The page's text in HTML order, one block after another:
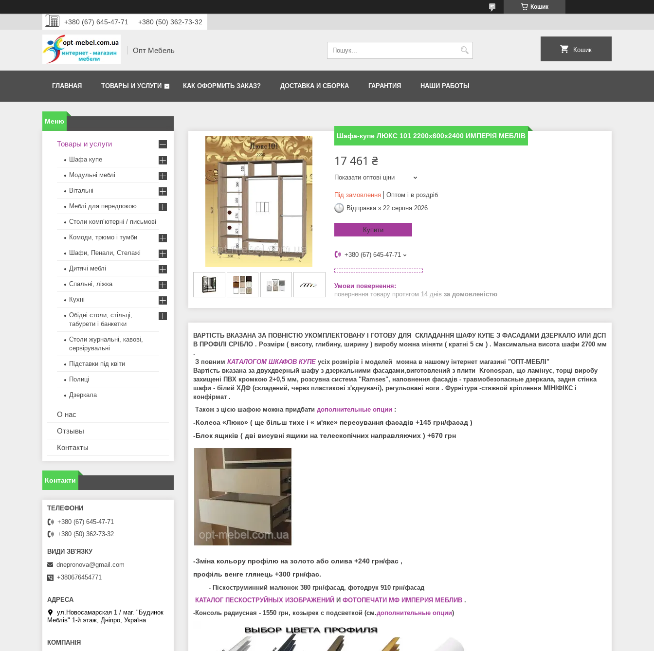
Кошик
+380 (67) 645-47-71 +380 (50) 362-73-32
Опт Мебель Кошик
ГЛАВНАЯ ТОВАРЫ И УСЛУГИ КАК ОФОРМИТЬ ЗАКАЗ? ДОСТАВКА И СБОРКА ГАРАНТИЯ НАШИ РАБОТЫ
Шафа-купе ЛЮКС 101 2200х600х2400 ИМПЕРIЯ МЕБЛIВ
17 461 ₴
Показати оптові ціни
Під замовлення
Оптом і в роздріб
Відправка з 22 серпня 2026
Купити
+380 (67) 645-47-71
повернення товару протягом 14 днів за домовленістю
ВАРТІСТЬ ВКАЗАНА ЗА ПОВНІСТЮ УКОМПЛЕКТОВАНУ І ГОТОВУ ДЛЯ СКЛАДАННЯ ШАФУ КУПЕ З ФАСАДАМИ ДЗЕРКАЛО ИЛИ ДСП
В ПРОФІЛІ СРІБЛО . Розміри ( висоту, глибину, ширину ) виробу можна міняти ( кратні 5 см ) . Максимальна висота шафи 2700 мм
.
З повним КАТАЛОГОМ ШКАФОВ КУПЕ усіх розмірів і моделей можна в нашому інтернет магазині "ОПТ-МЕБЛІ"
Вартість вказана за двухдверный шафу з дзеркальними фасадами,виготовлений з плити Kronospan, що ламінує, торці виробу
захищені ПВХ кромкою 2+0,5 мм, розсувна система "Ramses", наповнення фасадів - травмобезопасные дзеркала, задня стінка
шафи - білий ХДФ (складений, через пластикові з'єднувачі), регульовані ноги . Фурнітура -стяжной кріплення МІНІФІКС і
конфірмат .
Також з цією шафою можна придбати дополнительные опции :
-Колеса «Люкс» ( ще більш тихе і « м'яке» пересування фасадів +145 грн/фасад )
-Блок ящиків ( дві висувні ящики на телескопічних направляючих ) +670 грн
-Зміна кольору профілю на золото або олива +240 грн/фас ,
профіль венге глянець +300 грн/фас.
- Піскоструминний малюнок 380 грн/фасад, фотодрук 910 грн/фасад
КАТАЛОГ ПЕСКОСТРУЙНЫХ ИЗОБРАЖЕНИЙ И ФОТОПЕЧАТИ МФ ИМПЕРИЯ МЕБЛИВ .
-Консоль радиусная - 1550 грн, козырек с подсветкой (см.дополнительные опции)
Товары и услуги
Шафа купе
Модульні меблі
Вітальні
Меблi для передпокою
Столи комп’ютерні / письмові
Комоди, трюмо і тумби
Шафи, Пенали, Стелажі
Дитячі меблі
Спальні, ліжка
Кухні
Обідні столи, стільці,
табурети і банкетки
Столи журнальні, кавові,
сервірувальні
Підставки під квіти
Полиці
Дзеркала
О нас
Отзывы
Контакты
Контакти
+380 (67) 645-47-71
+380 (50) 362-73-32
dnepronova@gmail.com
+380676454771
ул.Новосамарская 1 / маг. "Будинок
Меблiв" 1-й этаж, Дніпро, Україна